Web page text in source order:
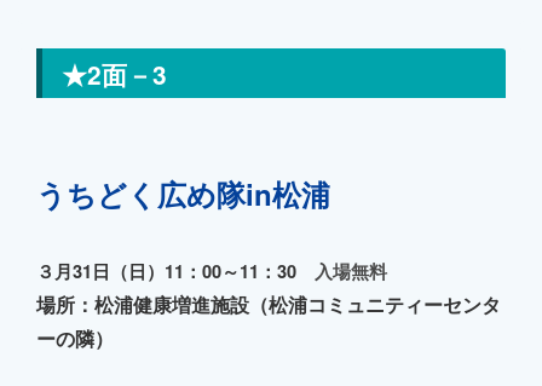
★2面－3
うちどく広め隊in松浦
３月31日（日）11：00～11：30 入場無料
場所：松浦健康増進施設（松浦コミュニティーセンタ
ーの隣）